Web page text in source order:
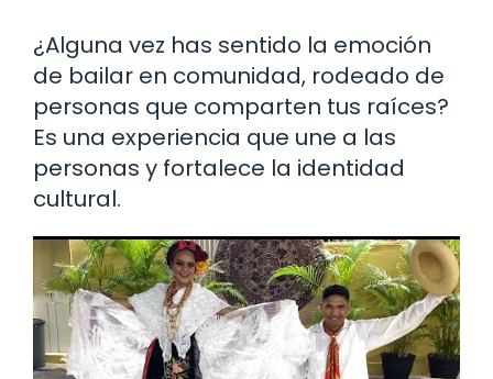
¿Alguna vez has sentido la emoción
de bailar en comunidad, rodeado de
personas que comparten tus raíces?
Es una experiencia que une a las
personas y fortalece la identidad
cultural.